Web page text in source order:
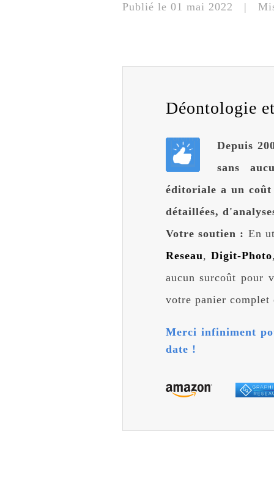
Publié le 01 mai 2022 | Mis
Déontologie
Depuis
sans
éditoriale a un coût
détaillées,
Votre soutien : En
Reseau, Digit-Photo
aucun surcoût pour
votre panier complet
Merci infiniment
date !